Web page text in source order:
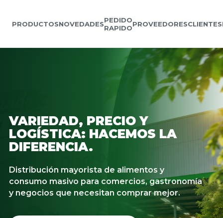
PRODUCTOSNOVEDADESPEDIDO
RAPIDOPROVEEDORESCLIENTES
VARIEDAD, PRECIO Y
LOGÍSTICA: HACEMOS LA
DIFERENCIA.
Distribución mayorista de alimentos y
consumo masivo para comercios, gastronomía
y negocios que necesitan comprar mejor.